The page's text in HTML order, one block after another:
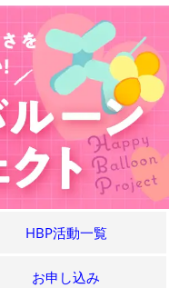
HBP活動一覧
お申し込み